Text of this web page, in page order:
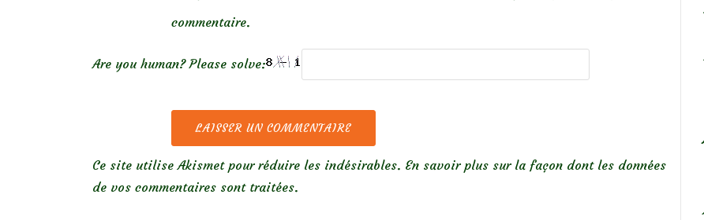
commentaire.
Are you human? Please solve:
Ce site utilise Akismet pour réduire les indésirables. En savoir plus sur la façon dont les données
de vos commentaires sont traitées.